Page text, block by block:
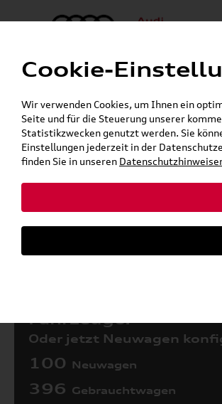
Menü
24h-Pannenhilfe:+49 (0)171 / 870 72 87
Gerade geschlossen
Verkauf:Mo. - Fr. 08:00 - 19:00 Uhr Sa. 09:00 -
Service:Mo. - Fr. 06:00 - 20:00 Uhr Sa. 08:00 -
Zurück zur Startseite
Fahrzeuge:
Oder jetzt Neuwagen
100 Neuwagen
396 Gebrauchtwagen
Cookie-
Wir verwenden Cookies, um Ihnen ein
Seite und für die Steuerung unserer
Statistikzwecken genutzt werden. Sie
Einstellungen jederzeit in der
finden Sie in unseren